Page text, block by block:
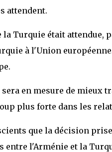
attendent.
Turquie était attendue,
à l'Union
en mesure de mieux
plus forte dans les
que la décision
entre l'Arménie et la